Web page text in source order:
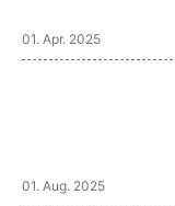
01. Apr. 2025
01. Aug. 2025